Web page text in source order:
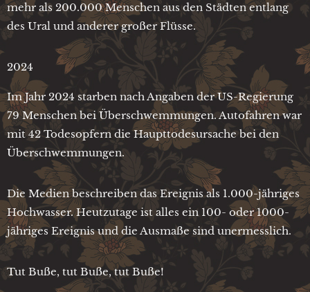
mehr als 200.000 Menschen aus den Städten entlang
des Ural und anderer großer Flüsse.
2024
Im Jahr 2024 starben nach Angaben der US-Regierung
79 Menschen bei Überschwemmungen. Autofahren war
mit 42 Todesopfern die Haupttodesursache bei den
Überschwemmungen.
Die Medien beschreiben das Ereignis als 1.000-jähriges
Hochwasser. Heutzutage ist alles ein 100- oder 1000-
jähriges Ereignis und die Ausmaße sind unermesslich.
Tut Buße, tut Buße, tut Buße!